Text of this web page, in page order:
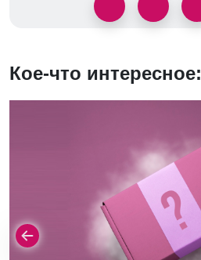
Кое-что интересное: